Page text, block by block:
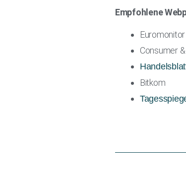
Empfohlene
Euromonitor
Consumer
Bitkom